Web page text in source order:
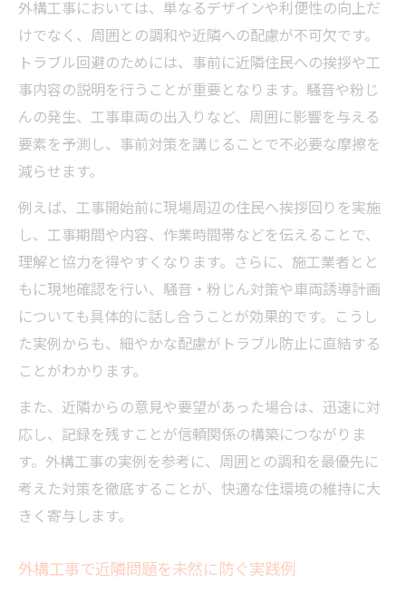
外構工事においては、単なるデザインや利便性の向上だ
けでなく、周囲との調和や近隣への配慮が不可欠です。
トラブル回避のためには、事前に近隣住民への挨拶や工
事内容の説明を行うことが重要となります。騒音や粉じ
んの発生、工事車両の出入りなど、周囲に影響を与える
要素を予測し、事前対策を講じることで不必要な摩擦を
減らせます。
例えば、工事開始前に現場周辺の住民へ挨拶回りを実施
し、工事期間や内容、作業時間帯などを伝えることで、
理解と協力を得やすくなります。さらに、施工業者とと
もに現地確認を行い、騒音・粉じん対策や車両誘導計画
についても具体的に話し合うことが効果的です。こうし
た実例からも、細やかな配慮がトラブル防止に直結する
ことがわかります。
また、近隣からの意見や要望があった場合は、迅速に対
応し、記録を残すことが信頼関係の構築につながりま
す。外構工事の実例を参考に、周囲との調和を最優先に
考えた対策を徹底することが、快適な住環境の維持に大
きく寄与します。
外構工事で近隣問題を未然に防ぐ実践例